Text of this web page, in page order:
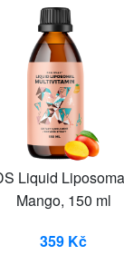
Liquid
Mango, 150 ml
359 Kč